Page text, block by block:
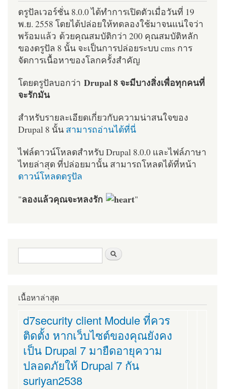
ดรูปัลเวอร์ชั่น 8.0.0 ได้ทำการเปิดตัวเมื่อวันที่ 19
พ.ย. 2558 โดยได้ปล่อยให้ทดลองใช้มาจนแน่ใจว่า
พร้อมแล้ว ด้วยคุณสมบัติกว่า 200 คุณสมบัติหลัก
ของดรูปัล 8 นั้น จะเป็นการปล่อยระบบ cms การ
จัดการเนื้อหาของโลกครั้งสำคัญ
โดยดรูปัลบอกว่า Drupal 8 จะมีบางสิ่งเพื่อทุกคนที่
จะรักมัน
สำหรับรายละเอียดเกี่ยวกับความน่าสนใจของ
Drupal 8 นั้น สามารถอ่านได้ที่นี่
ไฟล์ดาวน์โหลดสำหรับ Drupal 8.0.0 และไฟล์ภาษา
ไทยล่าสุด ที่ปล่อยมานั้น สามารถโหลดได้ที่หน้า
ดาวน์โหลดดรูปัล
"ลองแล้วคุณจะหลงรัก "
ฟอร์มค้นหา
เนื้อหาล่าสุด
d7security client Module ที่ควร
ติดตั้ง หากเว็บไซต์ของคุณยังคง
เป็น Drupal 7 มายืดอายุความ
ปลอดภัยให้ Drupal 7 กัน
suriyan2538